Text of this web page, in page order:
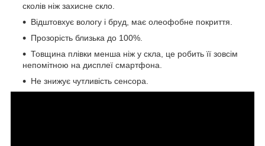
сколів ніж захисне скло.
Відштовхує вологу і бруд, має олеофобне покриття.
Прозорість близька до 100%.
Товщина плівки менша ніж у скла, це робить її зовсім
непомітною на дисплеї смартфона.
Не знижує чутливість сенсора.